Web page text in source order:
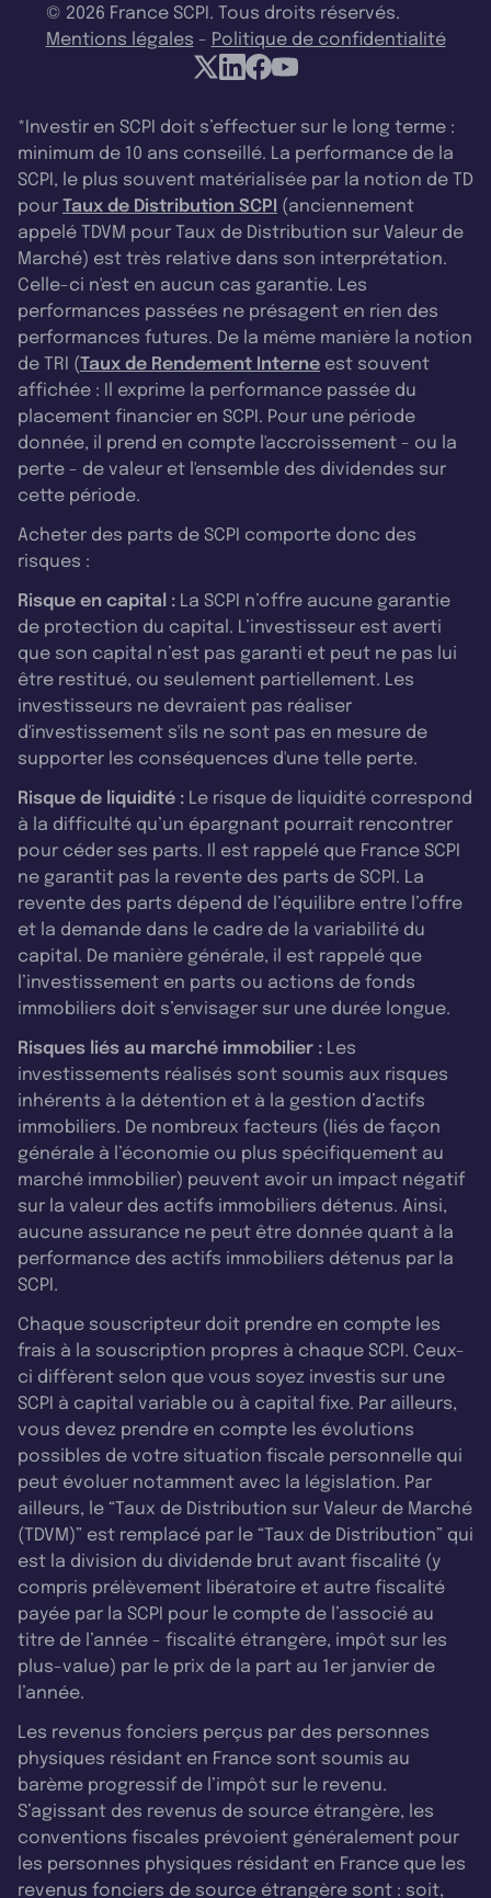
© 2026 France SCPI. Tous droits réservés.
Mentions légales - Politique de confidentialité
*Investir en SCPI doit s’effectuer sur le long terme :
minimum de 10 ans conseillé. La performance de la
SCPI, le plus souvent matérialisée par la notion de TD
pour Taux de Distribution SCPI (anciennement
appelé TDVM pour Taux de Distribution sur Valeur de
Marché) est très relative dans son interprétation.
Celle-ci n'est en aucun cas garantie. Les
performances passées ne présagent en rien des
performances futures. De la même manière la notion
de TRI (Taux de Rendement Interne est souvent
affichée : Il exprime la performance passée du
placement financier en SCPI. Pour une période
donnée, il prend en compte l'accroissement - ou la
perte - de valeur et l'ensemble des dividendes sur
cette période.
Acheter des parts de SCPI comporte donc des
risques :
Risque en capital : La SCPI n’offre aucune garantie
de protection du capital. L’investisseur est averti
que son capital n’est pas garanti et peut ne pas lui
être restitué, ou seulement partiellement. Les
investisseurs ne devraient pas réaliser
d'investissement s'ils ne sont pas en mesure de
supporter les conséquences d'une telle perte.
Risque de liquidité : Le risque de liquidité correspond
à la difficulté qu’un épargnant pourrait rencontrer
pour céder ses parts. Il est rappelé que France SCPI
ne garantit pas la revente des parts de SCPI. La
revente des parts dépend de l’équilibre entre l’offre
et la demande dans le cadre de la variabilité du
capital. De manière générale, il est rappelé que
l’investissement en parts ou actions de fonds
immobiliers doit s’envisager sur une durée longue.
Risques liés au marché immobilier : Les
investissements réalisés sont soumis aux risques
inhérents à la détention et à la gestion d’actifs
immobiliers. De nombreux facteurs (liés de façon
générale à l’économie ou plus spécifiquement au
marché immobilier) peuvent avoir un impact négatif
sur la valeur des actifs immobiliers détenus. Ainsi,
aucune assurance ne peut être donnée quant à la
performance des actifs immobiliers détenus par la
SCPI.
Chaque souscripteur doit prendre en compte les
frais à la souscription propres à chaque SCPI. Ceux-
ci diffèrent selon que vous soyez investis sur une
SCPI à capital variable ou à capital fixe. Par ailleurs,
vous devez prendre en compte les évolutions
possibles de votre situation fiscale personnelle qui
peut évoluer notamment avec la législation. Par
ailleurs, le “Taux de Distribution sur Valeur de Marché
(TDVM)” est remplacé par le “Taux de Distribution” qui
est la division du dividende brut avant fiscalité (y
compris prélèvement libératoire et autre fiscalité
payée par la SCPI pour le compte de l’associé au
titre de l’année - fiscalité étrangère, impôt sur les
plus-value) par le prix de la part au 1er janvier de
l’année.
Les revenus fonciers perçus par des personnes
physiques résidant en France sont soumis au
barème progressif de l’impôt sur le revenu.
S’agissant des revenus de source étrangère, les
conventions fiscales prévoient généralement pour
les personnes physiques résidant en France que les
revenus fonciers de source étrangère sont : soit,